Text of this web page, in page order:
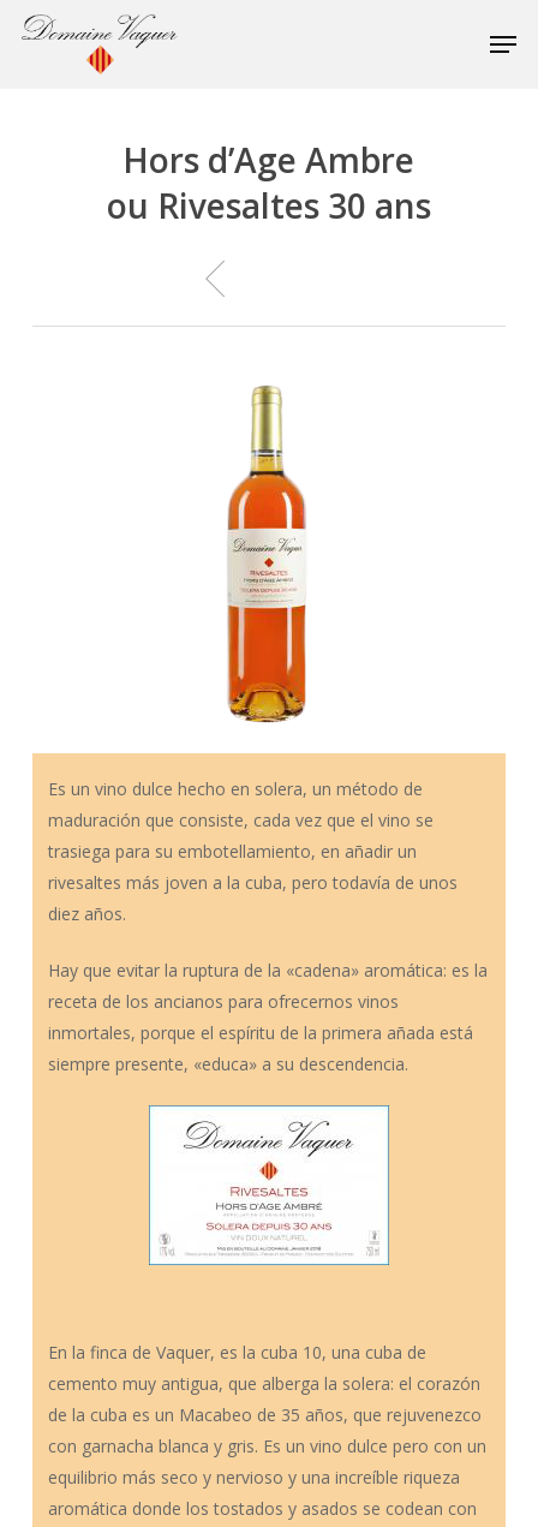
Skip
Hors d’Age Ambre
ou Rivesaltes 30 ans
Es un vino dulce hecho en solera, un método de
maduración que consiste, cada vez que el vino se
trasiega para su embotellamiento, en añadir un
rivesaltes más joven a la cuba, pero todavía de unos
diez años.
Hay que evitar la ruptura de la «cadena» aromática: es la
receta de los ancianos para ofrecernos vinos
inmortales, porque el espíritu de la primera añada está
siempre presente, «educa» a su descendencia.
En la finca de Vaquer, es la cuba 10, una cuba de
cemento muy antigua, que alberga la solera: el corazón
de la cuba es un Macabeo de 35 años, que rejuvenezco
con garnacha blanca y gris. Es un vino dulce pero con un
equilibrio más seco y nervioso y una increíble riqueza
aromática donde los tostados y asados se codean con